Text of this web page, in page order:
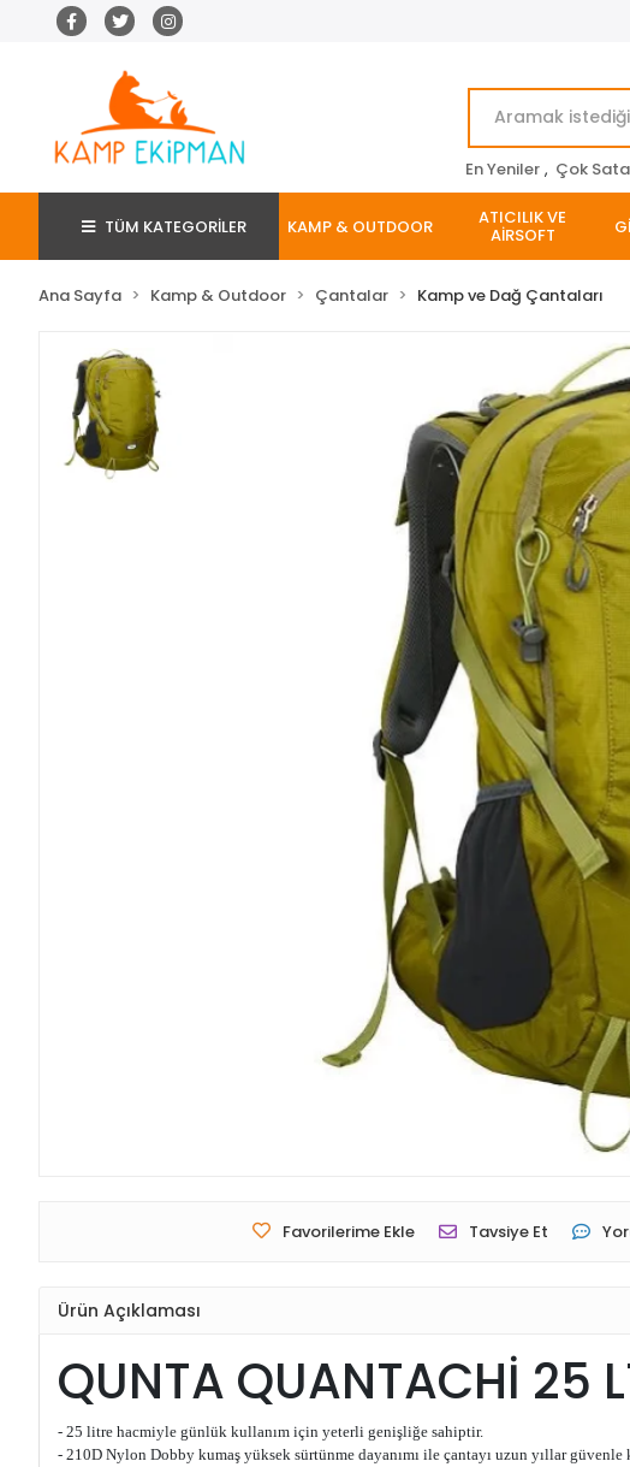
En Yeniler , Çok
TÜM KATEGORİLER KAMP & OUTDOOR ATICILIK VE
AİRSOFT
Ana Sayfa Kamp & Outdoor Çantalar Kamp ve Dağ Çantaları
Favorilerime Ekle Tavsiye Et
Ürün Açıklaması
QUNTA QUANTACHİ 25
- 25 litre hacmiyle günlük kullanım için yeterli genişliğe sahiptir.
- 210D Nylon Dobby kumaş yüksek sürtünme dayanımı ile çantayı uzun yıllar